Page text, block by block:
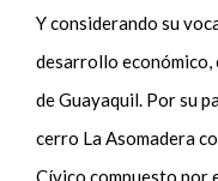
Y considerando su
desarrollo
de Guayaquil. Por su
cerro La Asomadera
Cívico compuesto por